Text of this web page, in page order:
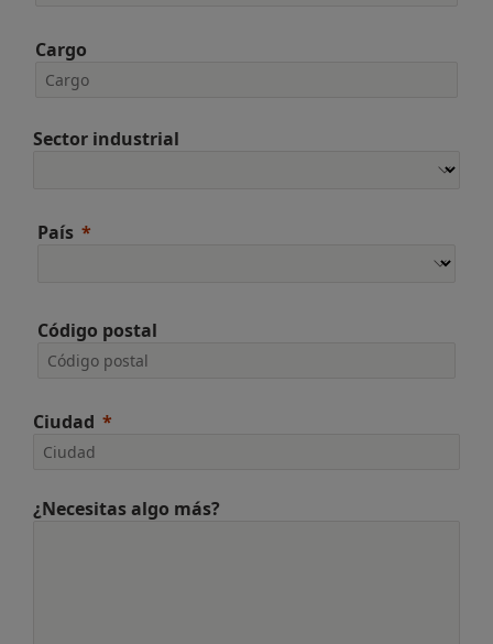
Cargo
Sector industrial
País
Código postal
Ciudad
¿Necesitas algo más?